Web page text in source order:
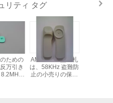
correctly. The manual
and finding that sweet spot
No more eye strain
Highly r
リティ タグ
ための
万引き
AM EAS の堅い札
は、58KHz 盗難防
止の小売りの保証